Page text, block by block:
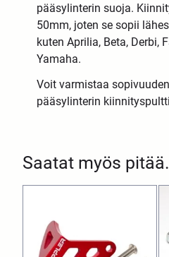
Saatat myös
pääsylinterin suoja.
50mm, joten se sopii
kuten Aprilia, Beta, Derbi,
Yamaha.
Voit varmistaa
pääsylinterin